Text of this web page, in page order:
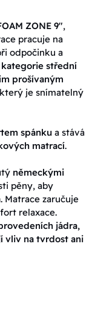
ZONE 9",
pracuje na
odpočinku a
střední
prošívaným
je snímatelný
spánku a stává
matrací.
německými
pěny, aby
. Matrace zaručuje
relaxace.
jádra,
vliv na tvrdost ani